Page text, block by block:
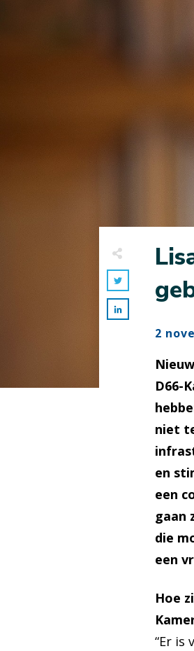
2
D66-
niet
en
een
gaan
die
een
Hoe
“Er is